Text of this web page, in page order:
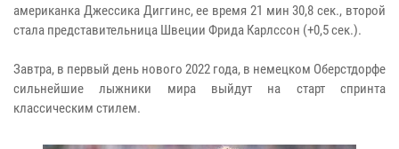
американка Джессика Диггинс, ее время 21 мин 30,8 сек., второй
стала представительница Швеции Фрида Карлссон (+0,5 сек.).
Завтра, в первый день нового 2022 года, в немецком Оберстдорфе
сильнейшие лыжники мира выйдут на старт спринта
классическим стилем.